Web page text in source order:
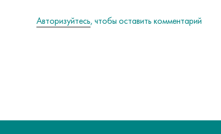
Авторизуйтесь, чтобы оставить комментарий